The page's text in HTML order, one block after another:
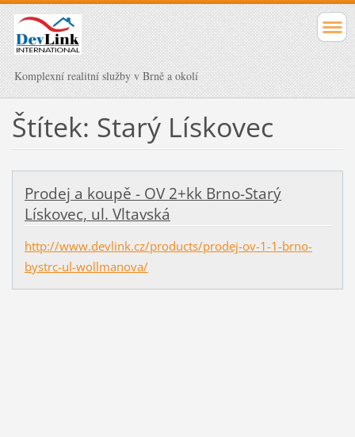
Komplexní realitní služby v Brně a okolí
Štítek: Starý Lískovec
Prodej a koupě - OV 2+kk Brno-Starý
Lískovec, ul. Vltavská
http://www.devlink.cz/products/prodej-ov-1-1-brno-
bystrc-ul-wollmanova/